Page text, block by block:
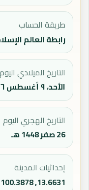
طريقة الحساب
رابطة العالم
التاريخ الميلادي اليوم
الأحد، ٩ أغسطس ٢٠٢٦
التاريخ الهجري اليوم
26 صفر 1448 هـ
إحداثيات المدينة
13.6631, 100.3878